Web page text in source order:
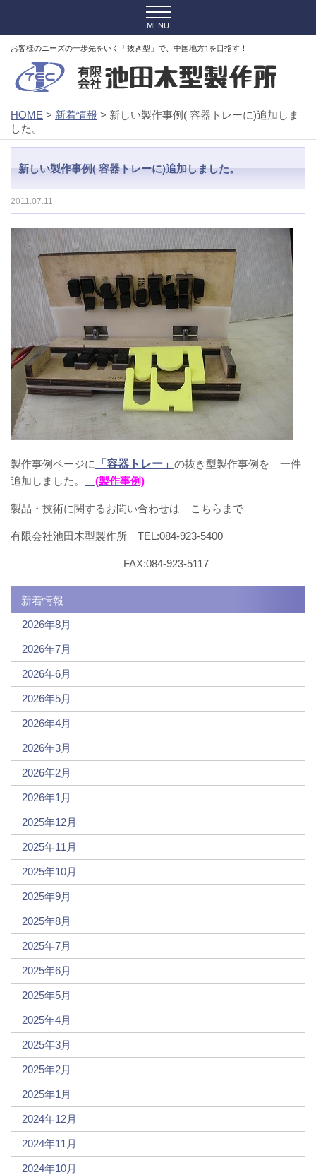
お客様のニーズの一歩先をいく「抜き型」で、中国地方1を目指す！
HOME > 新着情報 > 新しい製作事例( 容器トレーに)追加しま
した。
新しい製作事例( 容器トレーに)追加しました。
2011.07.11
製作事例ページに 「容器トレー」 の抜き型製作事例を 一件
追加しました。
(製作事例)
製品・技術に関するお問い合わせは こちらまで
有限会社池田木型製作所 TEL:084-923-5400
FAX:084-923-5117
新着情報
2026年8月
2026年7月
2026年6月
2026年5月
2026年4月
2026年3月
2026年2月
2026年1月
2025年12月
2025年11月
2025年10月
2025年9月
2025年8月
2025年7月
2025年6月
2025年5月
2025年4月
2025年3月
2025年2月
2025年1月
2024年12月
2024年11月
2024年10月